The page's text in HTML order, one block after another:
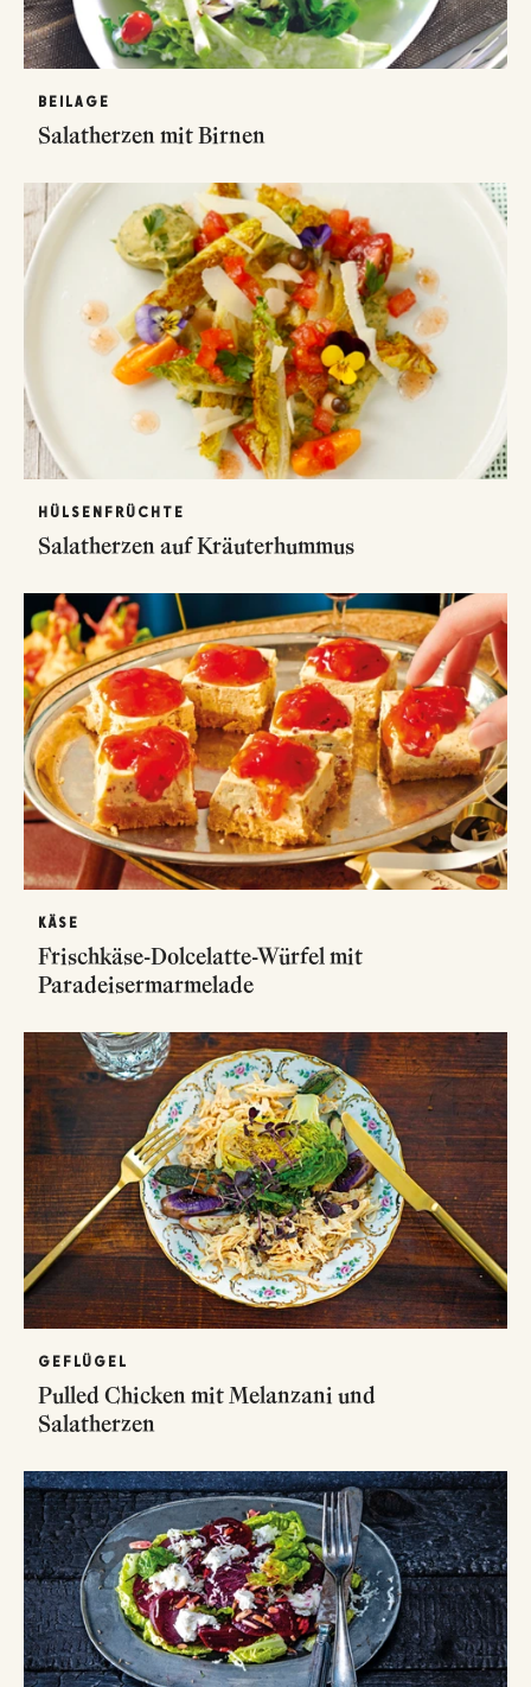
BEILAGE
Salatherzen mit Birnen
HÜLSENFRÜCHTE
Salatherzen auf Kräuterhummus
KÄSE
Frischkäse-Dolcelatte-Würfel mit
Paradeisermarmelade
GEFLÜGEL
Pulled Chicken mit Melanzani und
Salatherzen